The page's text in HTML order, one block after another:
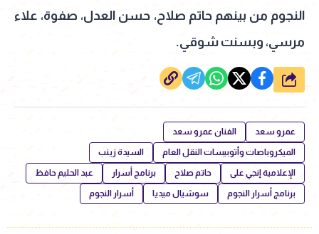
النجوم من بينهم حاتم صلاح، حسن العدل، صفوة، علاء
مرسي، وبسنت شوقي.
شارك
عمرو سعد الفنان عمرو سعد
الميكروباصات وأتوبيسات النقل العام السيدة زينب
الإعلامية إنجي على حاتم صلاح برنامج أسرار عبد الحليم حافظ
برنامج أسرار النجوم سوشيال ميديا أسرار النجوم